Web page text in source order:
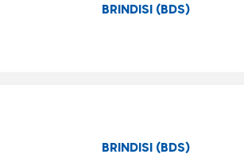
BRINDISI (BDS)
BRINDISI (BDS)